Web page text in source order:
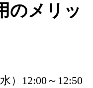
のメリッ
）12:00～12:50